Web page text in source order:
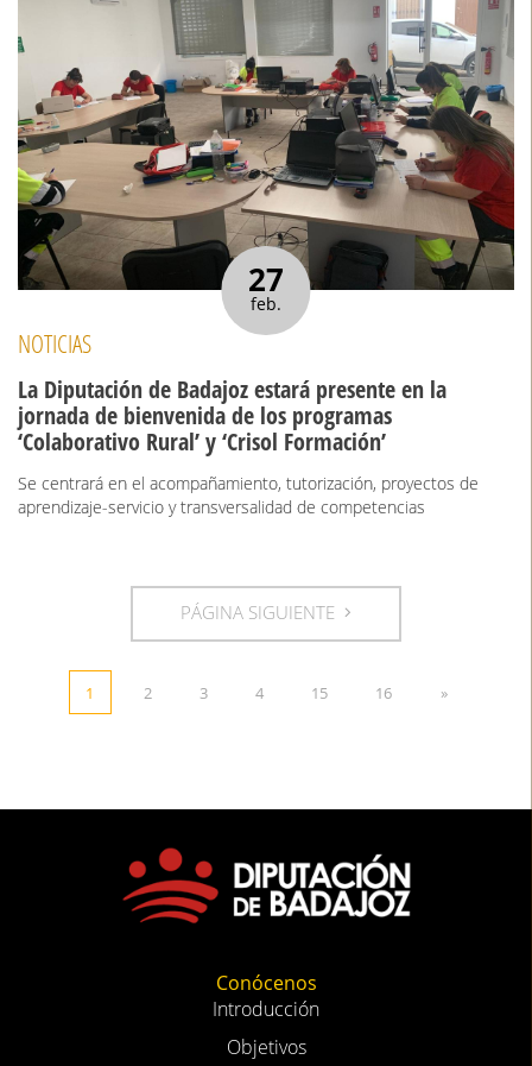
27
feb.
NOTICIAS
La Diputación de Badajoz estará presente en la
jornada de bienvenida de los programas
‘Colaborativo Rural’ y ‘Crisol Formación’
Se centrará en el acompañamiento, tutorización, proyectos de
aprendizaje-servicio y transversalidad de competencias
PÁGINA SIGUIENTE
1 2 3 4 15 16 »
Conócenos
Introducción
Objetivos